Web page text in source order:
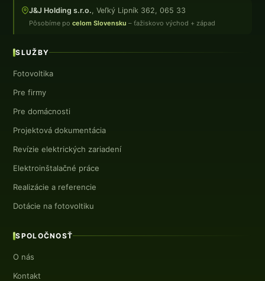
J&J Holding s.r.o. , Veľký Lipník 362, 065 33
Pôsobíme pocelom Slovensku – ťažiskovo východ + západ
SLUŽBY
Fotovoltika
Pre firmy
Pre domácnosti
Projektová dokumentácia
Revízie elektrických zariadení
Elektroinštalačné práce
Realizácie a referencie
Dotácie na fotovoltiku
SPOLOČNOSŤ
O nás
Kontakt